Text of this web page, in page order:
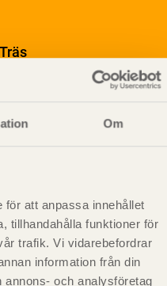
Om
för att anpassa innehållet
tillhandahålla funktioner för
trafik. Vi vidarebefordrar
information från din
och analysföretag